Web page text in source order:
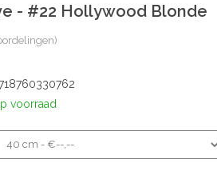
- #22 Hollywood Blonde
voorraad